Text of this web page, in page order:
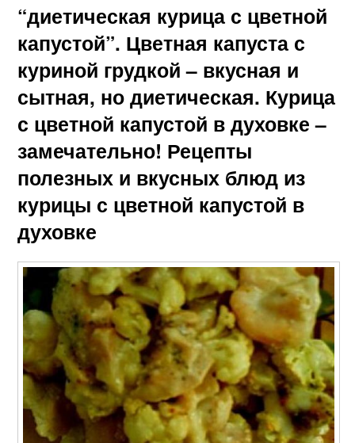
“диетическая курица с цветной
капустой”. Цветная капуста с
куриной грудкой – вкусная и
сытная, но диетическая. Курица
с цветной капустой в духовке –
замечательно! Рецепты
полезных и вкусных блюд из
курицы с цветной капустой в
духовке